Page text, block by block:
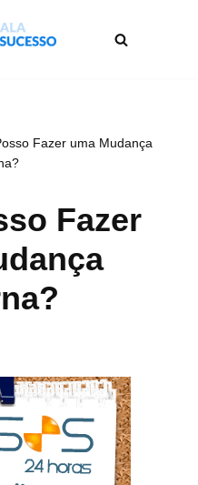
Fazer uma Mudança
Fazer